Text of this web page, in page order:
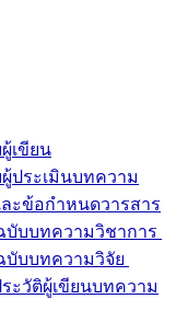
เขียน
ประเมินบทความ
ะข้อกำหนดวารสาร
บับบทความวิชาการ
บับบทความวิจัย
ะวัติผู้เขียนบทความ